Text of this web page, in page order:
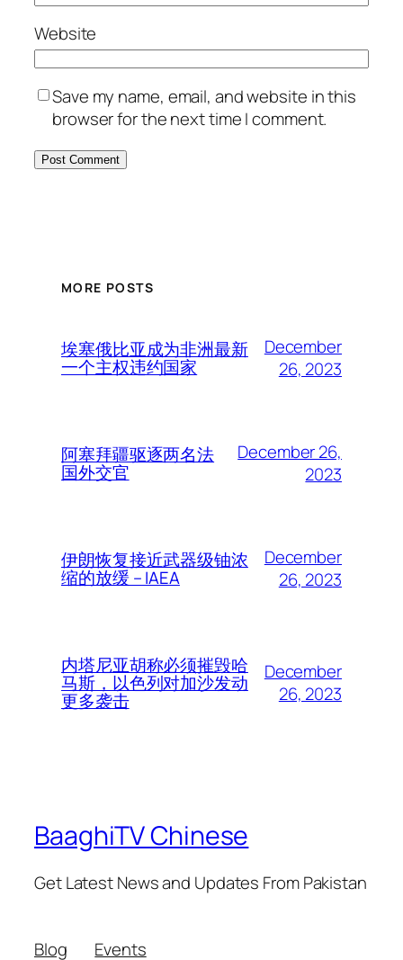
Website
Save my name, email, and website in this
browser for the next time I comment.
MORE POSTS
埃塞俄比亚成为非洲最新
一个主权违约国家
December
26, 2023
阿塞拜疆驱逐两名法
国外交官
December 26,
2023
伊朗恢复接近武器级铀浓
缩的放缓 – IAEA
December
26, 2023
内塔尼亚胡称必须摧毁哈
马斯，以色列对加沙发动
更多袭击
December
26, 2023
BaaghiTV Chinese
Get Latest News and Updates From Pakistan
Blog
Events